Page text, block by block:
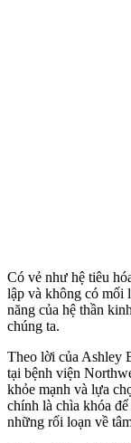
Có vẻ như hệ tiêu
lập và không có mối
năng của hệ thần
chúng ta.
Theo lời của Ashley
tại bệnh viện
khỏe mạnh và lựa
chính là chìa khóa
những rối loạn về